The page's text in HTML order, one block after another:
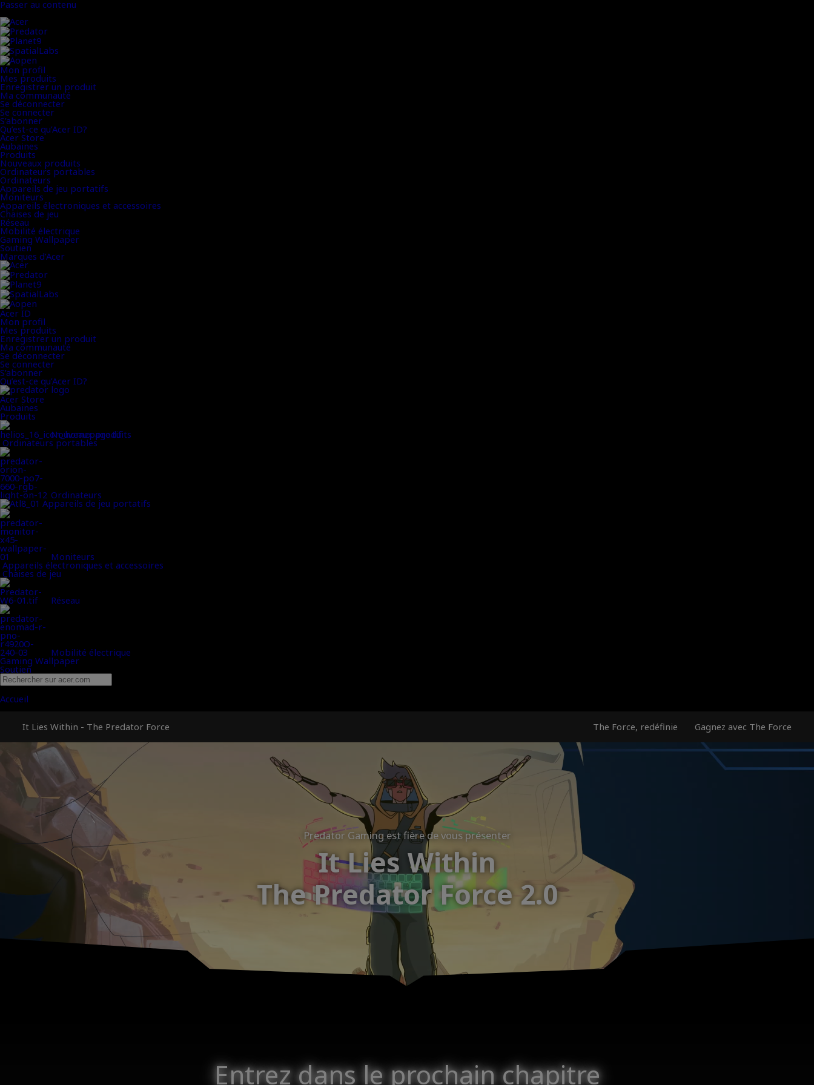
Passer au contenu
Mon profil
Mes produits
Enregistrer un produit
Ma communauté
Se déconnecter
Se connecter
S’abonner
Qu’est-ce qu’Acer ID?
Acer Store
Aubaines
Produits
Nouveaux produits
Ordinateurs portables
Ordinateurs
Appareils de jeu portatifs
Moniteurs
Appareils électroniques et accessoires
Chaises de jeu
Réseau
Mobilité électrique
Gaming Wallpaper
Soutien
Marques d’Acer
Acer ID
Mon profil
Mes produits
Enregistrer un produit
Ma communauté
Se déconnecter
Se connecter
S’abonner
Qu’est-ce qu’Acer ID?
Acer Store
Aubaines
Produits
Nouveaux produits
Ordinateurs portables
Ordinateurs
Appareils de jeu portatifs
Moniteurs
Appareils électroniques et accessoires
Chaises de jeu
Réseau
Mobilité électrique
Gaming Wallpaper
Soutien
Accueil
It Lies Within - The Predator Force
The Force, redéfinie Gagnez avec The Force
Predator Gaming est fière de vous présenter
It Lies Within
The Predator Force 2.0
Entrez dans le prochain chapitre